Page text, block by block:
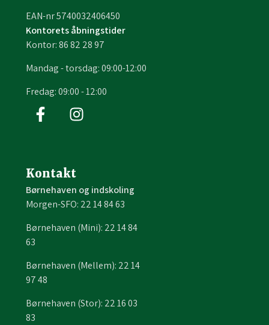
EAN-nr 5740032406450
Kontorets åbningstider
Kontor: 86 82 28 97
Mandag - torsdag: 09:00-12:00
Fredag: 09:00 - 12:00
Kontakt
Børnehaven og indskoling
Morgen-SFO: 22 14 84 63
Børnehaven (Mini): 22 14 84
63
Børnehaven (Mellem): 22 14
97 48
Børnehaven (Stor): 22 16 03
83